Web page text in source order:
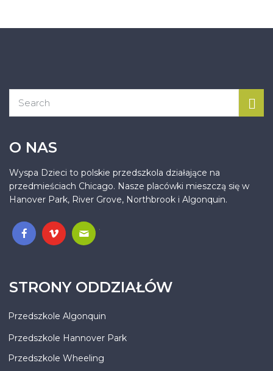
O NAS
Wyspa Dzieci to polskie przedszkola działające na
przedmieściach Chicago. Nasze placówki mieszczą się w
Hanover Park, River Grove, Northbrook i Algonquin.
.
STRONY ODDZIAŁÓW
Przedszkole Algonquin
Przedszkole Hannover Park
Przedszkole Wheeling